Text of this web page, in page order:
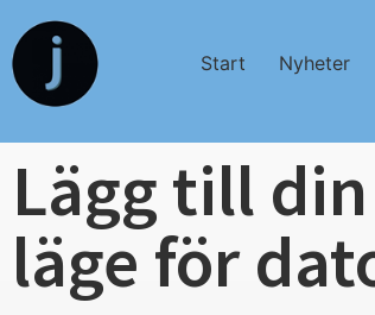
Start Nyheter
Lägg till
läge för